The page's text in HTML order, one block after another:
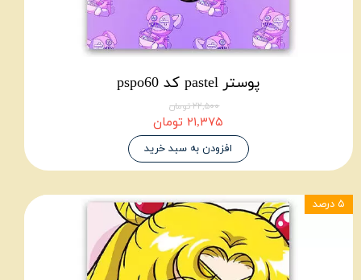
پوستر pastel کد pspo60
۲۲,۵۰۰ تومان
۲۱,۳۷۵ تومان
افزودن به سبد خرید
۵ درصد